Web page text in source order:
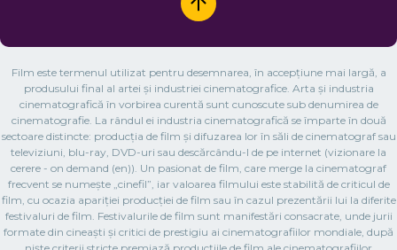
Film este termenul utilizat pentru desemnarea, în accepțiune mai largă, a
produsului final al artei și industriei cinematografice. Arta și industria
cinematografică în vorbirea curentă sunt cunoscute sub denumirea de
cinematografie. La rândul ei industria cinematografică se împarte în două
sectoare distincte: producția de film și difuzarea lor în săli de cinematograf sau
televiziuni, blu-ray, DVD-uri sau descărcându-l de pe internet (vizionare la
cerere - on demand (en)). Un pasionat de film, care merge la cinematograf
frecvent se numește „cinefil”, iar valoarea filmului este stabilită de criticul de
film, cu ocazia apariției producției de film sau în cazul prezentării lui la diferite
festivaluri de film. Festivalurile de film sunt manifestări consacrate, unde jurii
formate din cineaști și critici de prestigiu ai cinematografiilor mondiale, după